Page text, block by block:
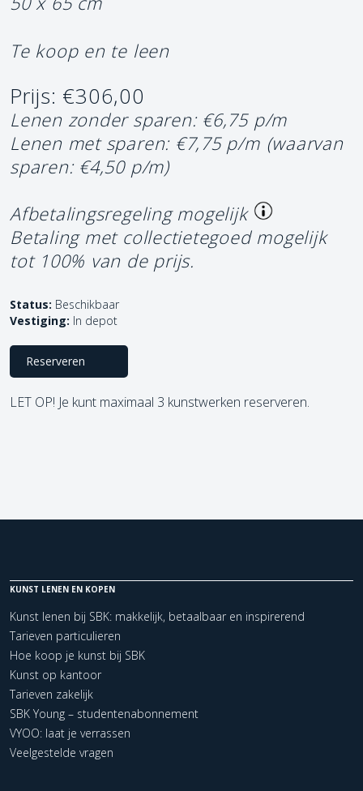
Te koop en te leen
Prijs: €306,00
Lenen zonder sparen: €6,75 p/m
Lenen met sparen: €7,75 p/m (waarvan
sparen: €4,50 p/m)
Afbetalingsregeling mogelijk
Betaling met collectietegoed mogelijk
tot 100% van de prijs.
Status: Beschikbaar
Vestiging: In depot
Reserveren
LET OP! Je kunt maximaal 3 kunstwerken reserveren.
KUNST LENEN EN KOPEN
Kunst lenen bij SBK: makkelijk, betaalbaar en inspirerend
Tarieven particulieren
Hoe koop je kunst bij SBK
Kunst op kantoor
Tarieven zakelijk
SBK Young – studentenabonnement
VYOO: laat je verrassen
Veelgestelde vragen